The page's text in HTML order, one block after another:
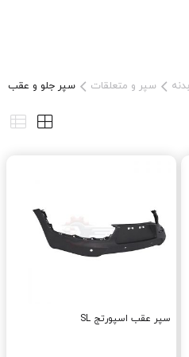
بدنه سپر و متعلقات سپر جلو و عقب
سپر عقب اسپورتج SL